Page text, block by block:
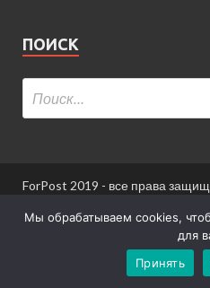
ПОИСК
ForPost 2019 - все права
При использовании
Информация для
Мы обрабатываем cookies,
для
Принять